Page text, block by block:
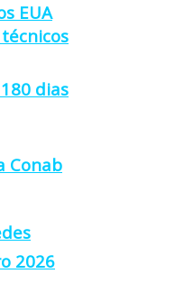
EUA
dias
Conab
2026